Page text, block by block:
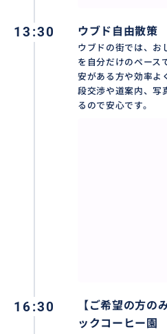
✨ウブド王宮✨
ウブドの中心に佇む「ウブ
の栄華を今に伝える歴史的
築の粋を集めた精巧な石彫
13:30 ウブド自由散策
ウブドの街では、お
を自分だけのペース
安がある方や効率よ
段交渉や道案内、写
るので安心です。
16:30
【ご希望の方の
ックコーヒー園